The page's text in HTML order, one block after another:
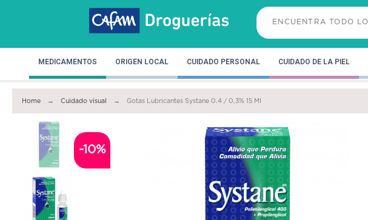
MEDICAMENTOS ORIGEN LOCAL CUIDADO PERSONAL CUIDADO DE LA PIEL
Home Cuidado visual Gotas Lubricantes Systane 0.4 / 0,3% 15 Ml
-10%